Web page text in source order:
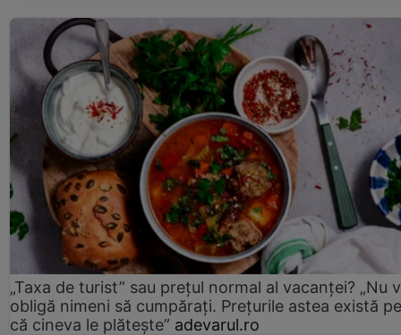
„Taxa de turist” sau prețul normal al vacanței? „Nu
obligă nimeni să cumpărați. Prețurile astea există
că cineva le plătește” adevarul.ro